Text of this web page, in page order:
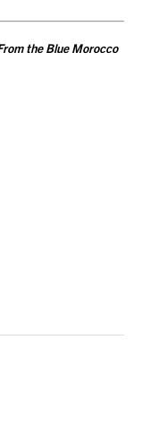
the Blue Morocco